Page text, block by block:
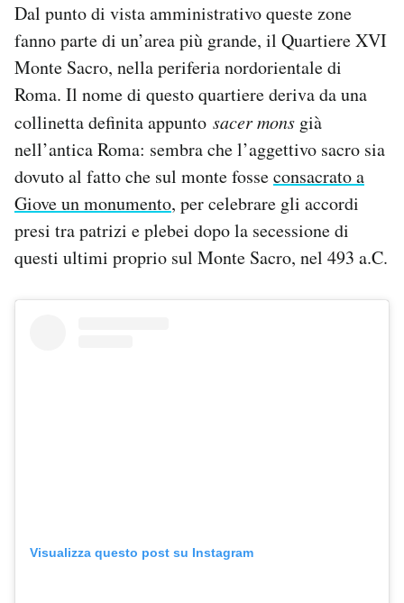
Dal punto di vista amministrativo queste zone
fanno parte di un’area più grande, il Quartiere XVI
Monte Sacro, nella periferia nordorientale di
Roma. Il nome di questo quartiere deriva da una
collinetta definita appunto sacer mons già
nell’antica Roma: sembra che l’aggettivo sacro sia
dovuto al fatto che sul monte fosseconsacrato a
Giove un monumento, per celebrare gli accordi
presi tra patrizi e plebei dopo la secessione di
questi ultimi proprio sul Monte Sacro, nel 493 a.C.
Visualizza questo post su Instagram